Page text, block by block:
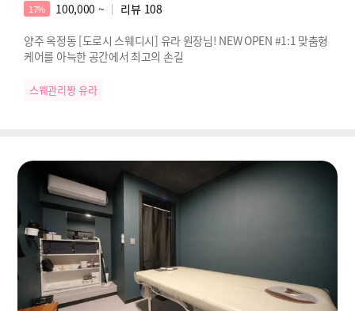
17% 100,000 ~ 리뷰 108
양주 옥정동 [도로시 스웨디시] 유라 원장님! NEW OPEN #1:1 맞춤형
케어를 아늑한 공간에서 최고의 손길
스웨관리짱 유라